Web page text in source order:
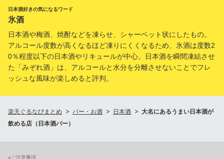
日本酒好きの気になるワード
氷酒
日本酒や梅酒、焼酎などを凍らせ、シャーベット状にしたもの。
アルコール度数が高くなるほど凍りにくくなるため、氷酒は度数2
0％程度以下の日本酒やリキュールが中心。日本酒を瞬間凍結させ
た「みぞれ酒」は、アルコールと水分を分離させないことでフレ
ッシュな風味が楽しめると評判。
楽天ぐるなびまとめ バー・お酒 日本酒
大名にあるうまい日本酒が
飲める店（日本酒バー）
※ご注意事項